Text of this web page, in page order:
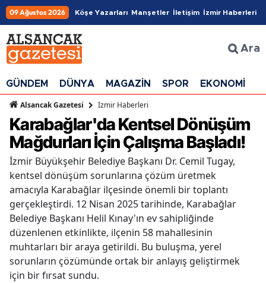
09 Ağustos 2026 Köşe Yazarları Manşetler İletişim İzmir Haberleri
Ara
GÜNDEM DÜNYA MAGAZİN SPOR EKONOMİ
Alsancak Gazetesi İzmir Haberleri
Karabağlar'da Kentsel Dönüşüm
Mağdurları İçin Çalışma Başladı!
İzmir Büyükşehir Belediye Başkanı Dr. Cemil Tugay,
kentsel dönüşüm sorunlarına çözüm üretmek
amacıyla Karabağlar ilçesinde önemli bir toplantı
gerçekleştirdi. 12 Nisan 2025 tarihinde, Karabağlar
Belediye Başkanı Helil Kınay'ın ev sahipliğinde
düzenlenen etkinlikte, ilçenin 58 mahallesinin
muhtarları bir araya getirildi. Bu buluşma, yerel
sorunların çözümünde ortak bir anlayış geliştirmek
için bir fırsat sundu.